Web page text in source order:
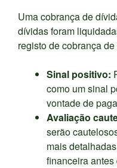
Uma cobrança de
dívidas foram
registo de cobrança
Sinal positivo:
como um sinal
vontade de
Avaliação
serão
mais
financeira